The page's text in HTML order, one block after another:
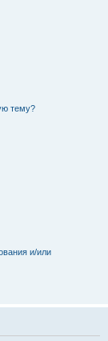
тему?
и/или